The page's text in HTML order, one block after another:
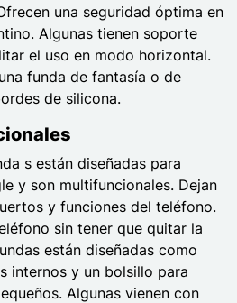
una seguridad óptima en
Algunas tienen soporte
el uso en modo horizontal.
funda de fantasía o de
de silicona.
s están diseñadas para
y son multifuncionales. Dejan
y funciones del teléfono.
sin tener que quitar la
están diseñadas como
internos y un bolsillo para
Algunas vienen con